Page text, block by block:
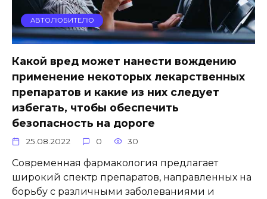
АВТОЛЮБИТЕЛЮ
Какой вред может нанести вождению
применение некоторых лекарственных
препаратов и какие из них следует
избегать, чтобы обеспечить
безопасность на дороге
25.08.2022 0 30
Современная фармакология предлагает
широкий спектр препаратов, направленных на
борьбу с различными заболеваниями и